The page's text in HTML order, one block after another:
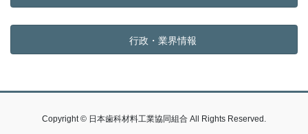
行政・業界情報
Copyright © 日本歯科材料工業協同組合 All Rights Reserved.